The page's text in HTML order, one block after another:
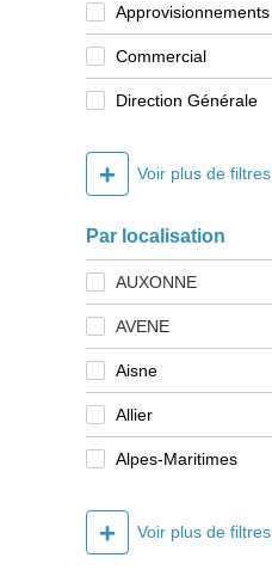
Approvisionnements
Commercial
Direction Générale
+ Voir plus de filtres
Par localisation
AUXONNE
AVENE
Aisne
Allier
Alpes-Maritimes
+ Voir plus de filtres